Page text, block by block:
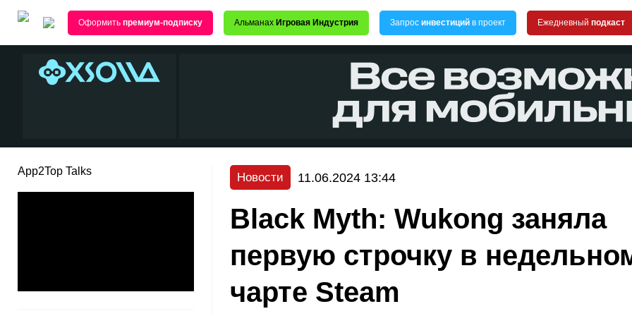
Оформить премиум-подписку Альманах Игровая Индустрия Запрос инвестиций в проект Ежедневный подкаст
App2Top Talks Новости 11.06.2024 13:44
Black Myth: Wukong заняла
первую строчку в
чарте Steam